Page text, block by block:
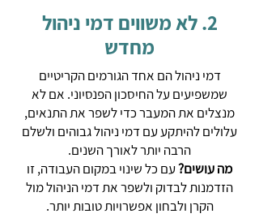
2. לא משווים דמי ניהול
מחדש
דמי ניהול הם אחד הגורמים הקריטיים
שמשפיעים על החיסכון הפנסיוני. אם לא
מנצלים את המעבר כדי לשפר את התנאים,
עלולים להיתקע עם דמי ניהול גבוהים ולשלם
הרבה יותר לאורך השנים.
מה עושים?עם כל שינוי במקום העבודה, זו
הזדמנות לבדוק ולשפר את דמי הניהול מול
הקרן ולבחון אפשרויות טובות יותר.